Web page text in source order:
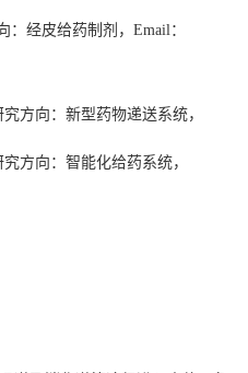
经皮给药制剂，Email：
方向：新型药物递送系统，
方向：智能化给药系统，